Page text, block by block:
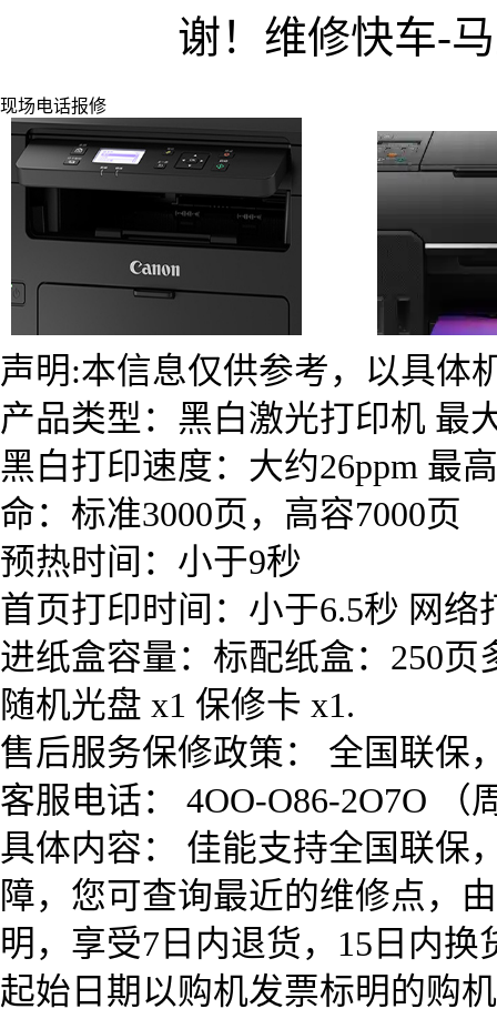
谢！ 维修快车-
现场电话报修
声明:本信息仅供参考，以具体
产品类型：黑白激光打印机 最
黑白打印速度：大约26ppm 最
命：标准3000页，高容7000页
预热时间：小于9秒
首页打印时间：小于6.5秒 网
进纸盒容量：标配纸盒：250
随机光盘 x1 保修卡 x1.
售后服务保修政策： 全国联保
客服电话： 4OO-O86-2O7O
具体内容： 佳能支持全国联保
障，您可查询最近的维修点，
明，享受7日内退货，15日内
起始日期以购机发票标明的购